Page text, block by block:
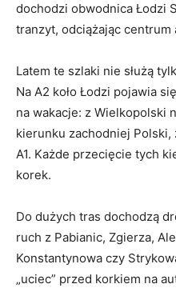
dochodzi obwodnica Łodzi
tranzyt, odciążając centrum
Latem te szlaki nie służą
Na A2 koło Łodzi pojawia
na wakacje: z Wielkopolski
kierunku zachodniej Polski,
A1. Każde przecięcie tych
korek.
Do dużych tras dochodzą
ruch z Pabianic, Zgierza,
Konstantynowa czy
„uciec” przed korkiem na